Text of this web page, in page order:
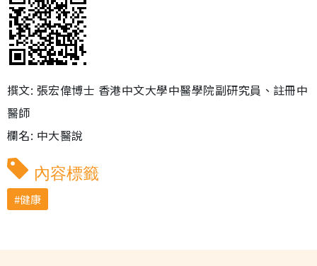
撰文: 張宏偉博士 香港中文大學中醫學院副研究員、註冊中
醫師
欄名: 中大醫說
內容標籤
健康